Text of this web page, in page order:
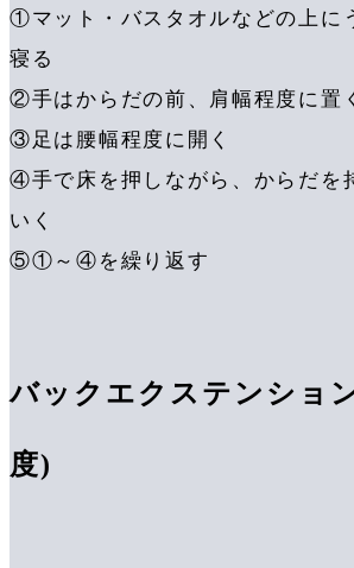
①マット・バスタオルなどの上に
寝る
②手はからだの前、肩幅程度に置
③足は腰幅程度に開く
④手で床を押しながら、からだを
いく
⑤①～④を繰り返す
バックエクステンショ
度)